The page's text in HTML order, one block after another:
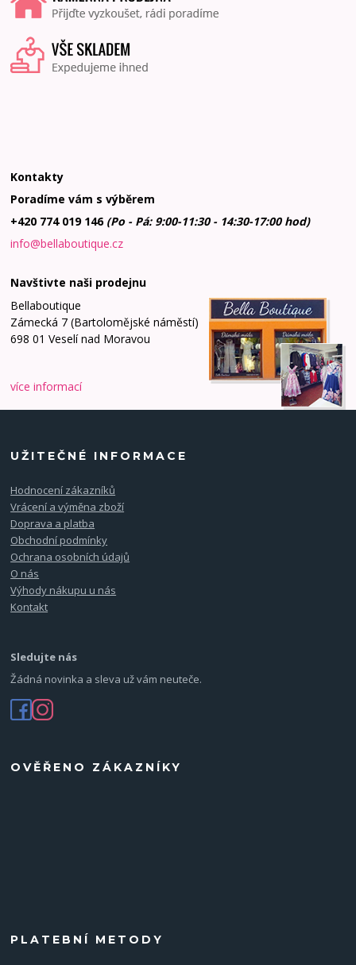
Kontakty
Poradíme vám s výběrem
+420 774 019 146 (Po - Pá: 9:00-11:30 - 14:30-17:00 hod)
info@bellaboutique.cz
Navštivte naši prodejnu
Bellaboutique
Zámecká 7 (Bartolomějské náměstí)
698 01 Veselí nad Moravou
více informací
UŽITEČNÉ INFORMACE
Hodnocení zákazníků
Vrácení a výměna zboží
Doprava a platba
Obchodní podmínky
Ochrana osobních údajů
O nás
Výhody nákupu u nás
Kontakt
Sledujte nás
Žádná novinka a sleva už vám neuteče.
OVĚŘENO ZÁKAZNÍKY
PLATEBNÍ METODY